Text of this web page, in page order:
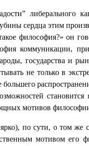
сердца этим
философия?» он
коммуникации,
государства и
не только в
мотивов
по сути, о том же
мотивом его